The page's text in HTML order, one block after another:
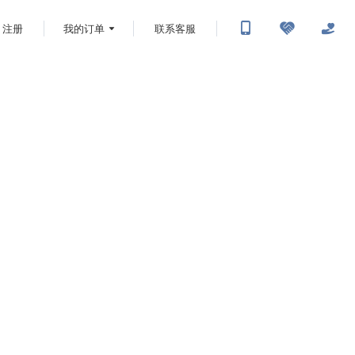
注册 我的订单 联系客服